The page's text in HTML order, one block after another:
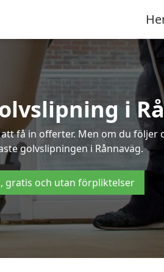
i
få in offerter. Men om du
golvslipningen i Rånnaväg.
gratis och utan förpliktelser